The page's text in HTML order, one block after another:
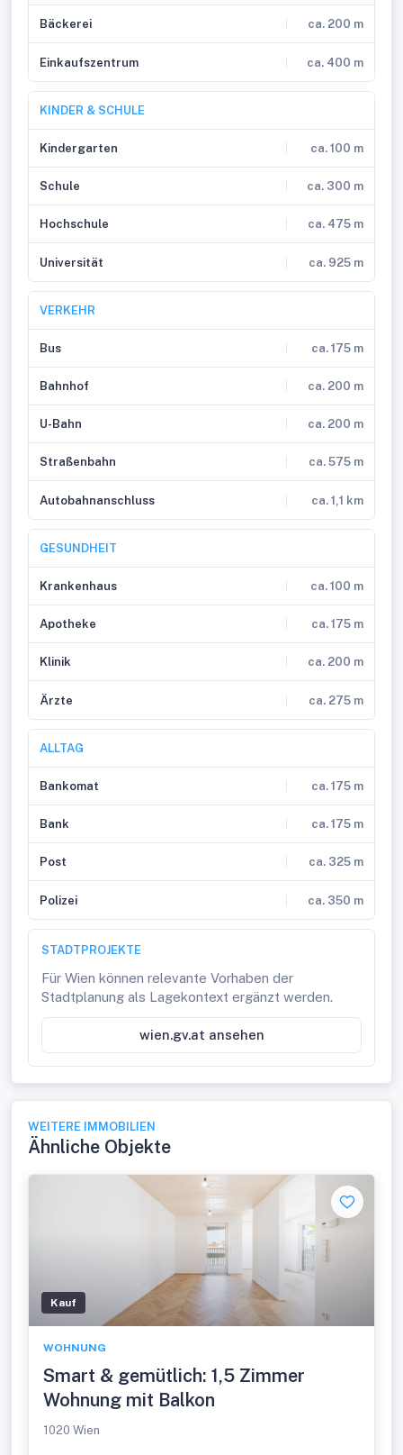
Bäckerei ca. 200 m
Einkaufszentrum ca. 400 m
KINDER & SCHULE
Kindergarten ca. 100 m
Schule ca. 300 m
Hochschule ca. 475 m
Universität ca. 925 m
VERKEHR
Bus ca. 175 m
Bahnhof ca. 200 m
U-Bahn ca. 200 m
Straßenbahn ca. 575 m
Autobahnanschluss ca. 1,1 km
GESUNDHEIT
Krankenhaus ca. 100 m
Apotheke ca. 175 m
Klinik ca. 200 m
Ärzte ca. 275 m
ALLTAG
Bankomat ca. 175 m
Bank ca. 175 m
Post ca. 325 m
Polizei ca. 350 m
STADTPROJEKTE
Für Wien können relevante Vorhaben der
Stadtplanung als Lagekontext ergänzt werden.
wien.gv.at ansehen
WEITERE IMMOBILIEN
Ähnliche Objekte
Kauf
WOHNUNG
Smart & gemütlich: 1,5 Zimmer
Wohnung mit Balkon
1020 Wien